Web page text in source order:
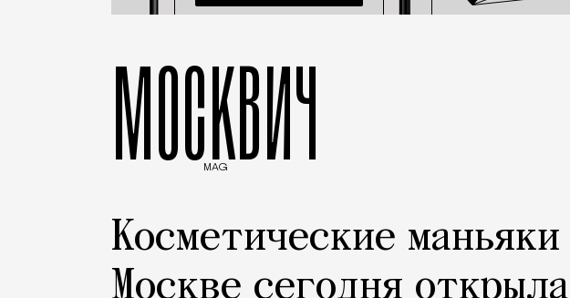
МОСКВИЧ
MAG
Косметические
Москве сегодня